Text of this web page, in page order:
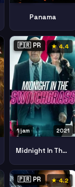
Panama
🇵🇷 PR ★ 4.4
2021
1 jam
Midnight In The Switchgrass
🇵🇷 PR ★ 4.2